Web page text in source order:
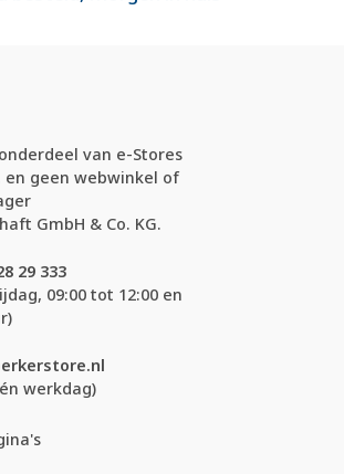
van e-Stores
en geen webwinkel of
GmbH & Co. KG.
29 333
09:00 tot 12:00 en
werkdag)